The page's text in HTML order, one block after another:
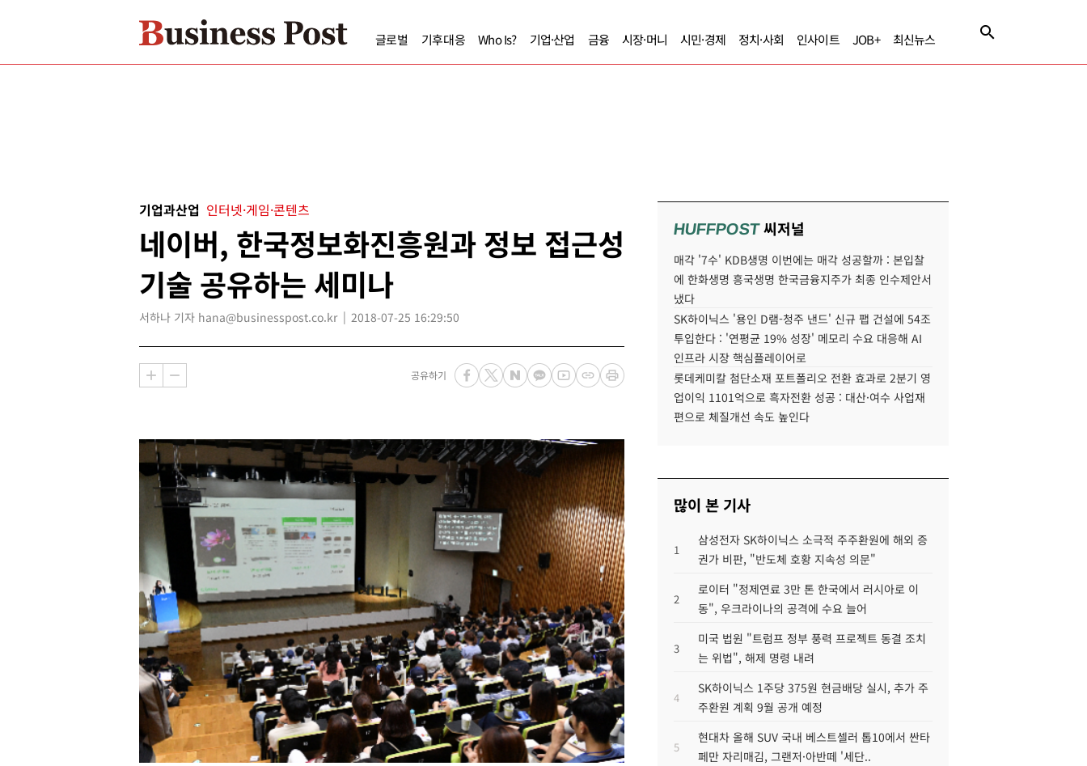
글로벌 기후대응 Who Is? 기업·산업 금융 시장·머니 시민·경제 정치·사회 인사이트 JOB+ 최신뉴스
기업과산업 인터넷·게임·콘텐츠
네이버, 한국정보화진흥원과 정보 접근성
기술 공유하는 세미나
서하나 기자 hana@businesspost.co.kr 2018-07-25 16:29:50
공유하기
HUFFPOST씨저널
매각 '7수' KDB생명 이번에는 매각 성공할까 : 본입찰
에 한화생명 흥국생명 한국금융지주가 최종 인수제안서
냈다
SK하이닉스 '용인 D램-청주 낸드' 신규 팹 건설에 54조
투입한다 : '연평균 19% 성장' 메모리 수요 대응해 AI
인프라 시장 핵심플레이어로
롯데케미칼 첨단소재 포트폴리오 전환 효과로 2분기 영
업이익 1101억으로 흑자전환 성공 : 대산·여수 사업재
편으로 체질개선 속도 높인다
많이 본 기사
1
삼성전자 SK하이닉스 소극적 주주환원에 해외 증
권가 비판, "반도체 호황 지속성 의문"
2
로이터 "정제연료 3만 톤 한국에서 러시아로 이
동", 우크라이나의 공격에 수요 늘어
3
미국 법원 "트럼프 정부 풍력 프로젝트 동결 조치
는 위법", 해제 명령 내려
4
SK하이닉스 1주당 375원 현금배당 실시, 추가 주
주환원 계획 9월 공개 예정
5
현대차 올해 SUV 국내 베스트셀러 톱10에서 싼타
페만 자리매김, 그랜저·아반떼 '세단..